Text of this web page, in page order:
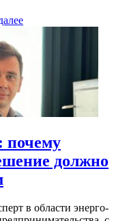
почему
должно
в области энерго-